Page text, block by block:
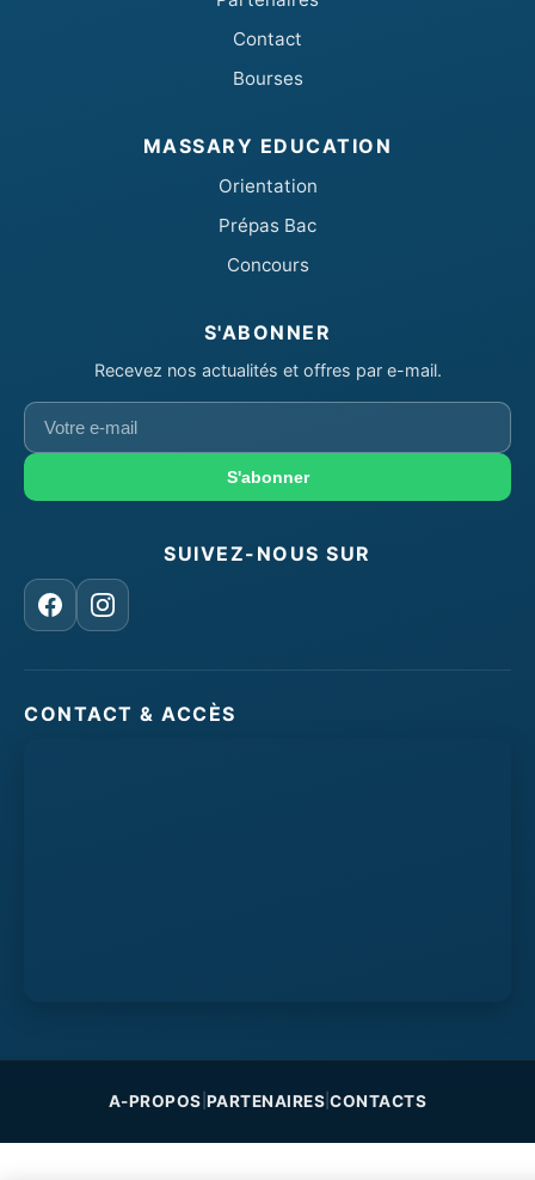
Contact
Bourses
MASSARY EDUCATION
Orientation
Prépas Bac
Concours
S'ABONNER
Recevez nos actualités et offres par e-mail.
Votre
e-
S'abonner
SUIVEZ-NOUS SUR
FacebookInstagram
CONTACT & ACCÈS
A-PROPOS PARTENAIRES |CONTACTS